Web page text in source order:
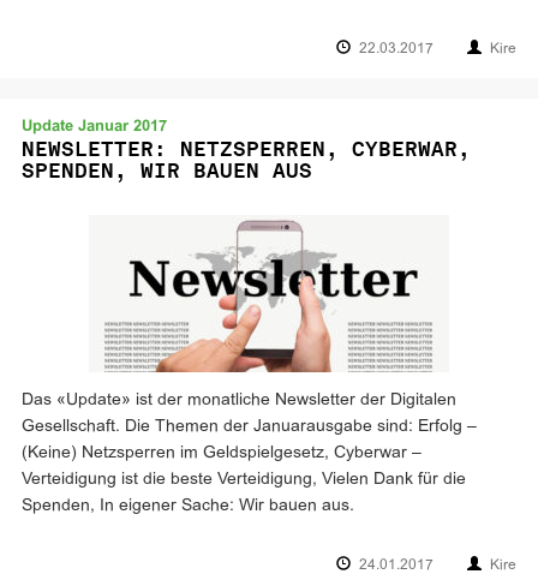
22.03.2017 Kire
Update Januar 2017
NEWSLETTER: NETZSPERREN, CYBERWAR,
SPENDEN, WIR BAUEN AUS
Das «Update» ist der monatliche Newsletter der Digitalen
Gesellschaft. Die Themen der Januarausgabe sind: Erfolg –
(Keine) Netzsperren im Geldspielgesetz, Cyberwar –
Verteidigung ist die beste Verteidigung, Vielen Dank für die
Spenden, In eigener Sache: Wir bauen aus.
24.01.2017 Kire